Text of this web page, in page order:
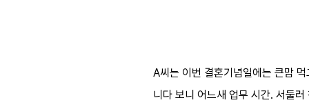
A씨는 이번 결혼기념일에는 큰맘
니다 보니 어느새 업무 시간. 서둘